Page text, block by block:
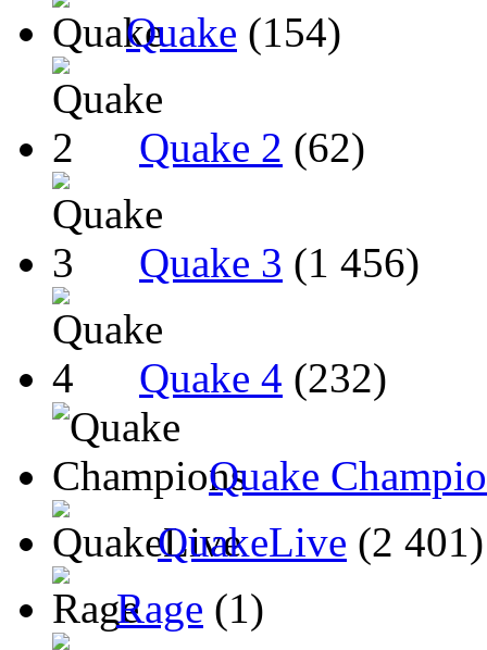
Quake (154)
Quake 2 (62)
Quake 3 (1 456)
Quake 4 (232)
Quake
QuakeLive (2 401)
Rage (1)